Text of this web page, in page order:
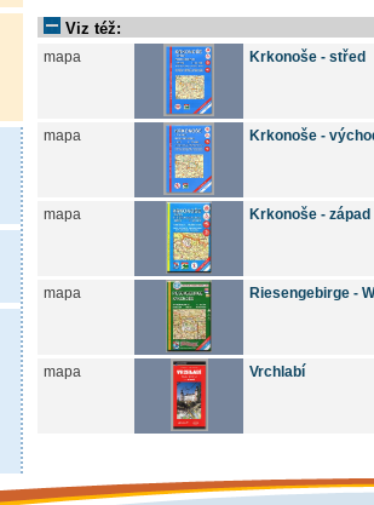
Viz též:
mapa Krkonoše - střed
mapa Krkonoše -
mapa Krkonoše - západ
mapa Riesengebirge -
mapa Vrchlabí